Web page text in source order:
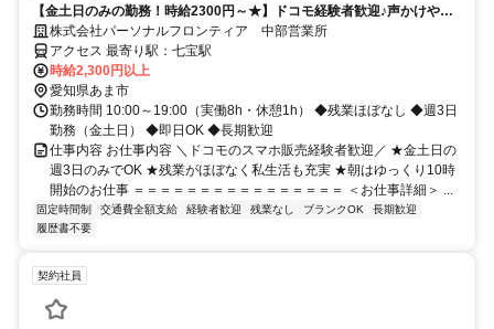
【金土日のみの勤務！時給2300円～★】ドコモ経験者歓迎♪声かけやク
ロージングはナシ！
株式会社パーソナルフロンティア 中部営業所
アクセス 最寄り駅：七宝駅
時給2,300円以上
愛知県あま市
勤務時間 10:00～19:00（実働8h・休憩1h） ◆残業ほぼなし ◆週3日
勤務（金土日） ◆即日OK ◆長期歓迎
仕事内容 お仕事内容 ＼ドコモのスマホ販売経験者歓迎／ ★金土日の
週3日のみでOK ★残業がほぼなく私生活も充実 ★朝はゆっくり10時
開始のお仕事 ＝＝＝＝＝＝＝＝＝＝＝＝＝＝＝＝ ＜お仕事詳細＞ ...
固定時間制 交通費全額支給 経験者歓迎 残業なし ブランクOK
長期歓迎
履歴書不要
契約社員